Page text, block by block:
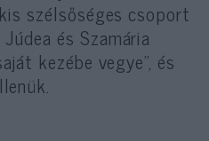
szélsőséges csoport
és Szamária
kezébe vegye”, és